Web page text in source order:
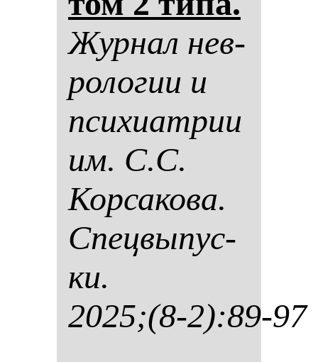
Жур­нал нев­
ро­ло­гии и
пси­хи­ат­рии
им. С.С.
Кор­са­ко­ва.
Спец­вы­пус­
ки.
2025;(8-2):89-97